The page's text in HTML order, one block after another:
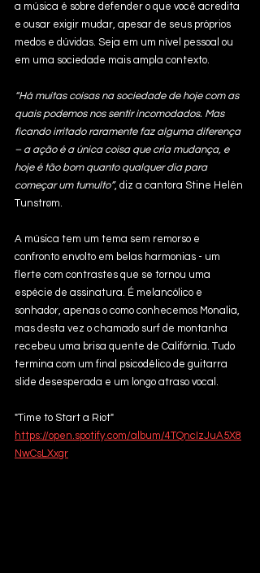
a música é sobre defender o que você acredita
e ousar exigir mudar, apesar de seus próprios
medos e dúvidas. Seja em um nível pessoal ou
em uma sociedade mais ampla contexto.
“Há muitas coisas na sociedade de hoje com as
quais podemos nos sentir incomodados. Mas
ficando irritado raramente faz alguma diferença
– a ação é a única coisa que cria mudança, e
hoje é tão bom quanto qualquer dia para
começar um tumulto”, diz a cantora Stine Helén
Tunstrøm.
A música tem um tema sem remorso e
confronto envolto em belas harmonias - um
flerte com contrastes que se tornou uma
espécie de assinatura. É melancólico e
sonhador, apenas o como conhecemos Monalia,
mas desta vez o chamado surf de montanha
recebeu uma brisa quente de Califórnia. Tudo
termina com um final psicodélico de guitarra
slide desesperada e um longo atraso vocal.
"Time to Start a Riot"
https://open.spotify.com/album/4TQncIzJuA5X8
NwCsLXxgr